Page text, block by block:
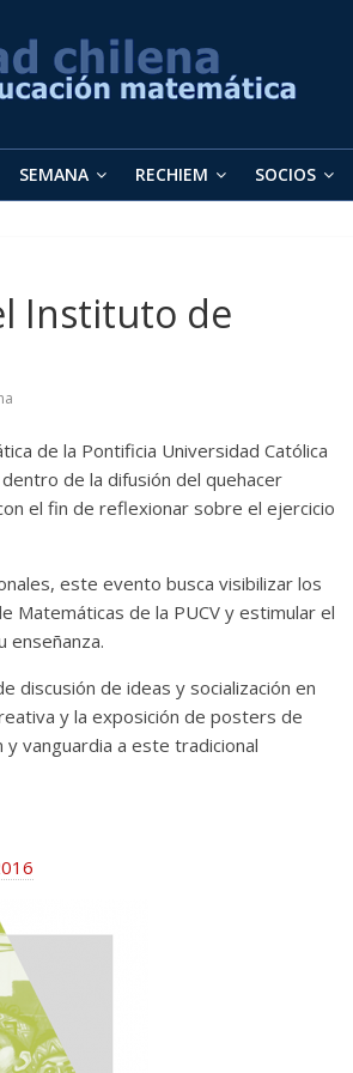
SEMANA RECHIEM SOCIOS
Instituto de
de la Pontificia Universidad Católica
de la difusión del quehacer
el fin de reflexionar sobre el ejercicio
este evento busca visibilizar los
Matemáticas de la PUCV y estimular el
enseñanza.
discusión de ideas y socialización en
y la exposición de posters de
vanguardia a este tradicional